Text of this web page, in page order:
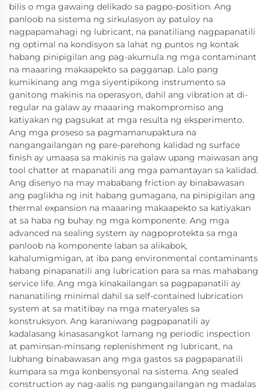
bilis o mga gawaing delikado sa pagpo-position. Ang
panloob na sistema ng sirkulasyon ay patuloy na
nagpapamahagi ng lubricant, na panatiliang nagpapanatili
ng optimal na kondisyon sa lahat ng puntos ng kontak
habang pinipigilan ang pag-akumula ng mga contaminant
na maaaring makaapekto sa pagganap. Lalo pang
kumikinang ang mga siyentipikong instrumento sa
ganitong makinis na operasyon, dahil ang vibration at di-
regular na galaw ay maaaring makompromiso ang
katiyakan ng pagsukat at mga resulta ng eksperimento.
Ang mga proseso sa pagmamanupaktura na
nangangailangan ng pare-parehong kalidad ng surface
finish ay umaasa sa makinis na galaw upang maiwasan ang
tool chatter at mapanatili ang mga pamantayan sa kalidad.
Ang disenyo na may mababang friction ay binabawasan
ang paglikha ng init habang gumagana, na pinipigilan ang
thermal expansion na maaaring makaapekto sa katiyakan
at sa haba ng buhay ng mga komponente. Ang mga
advanced na sealing system ay nagpoprotekta sa mga
panloob na komponente laban sa alikabok,
kahalumigmigan, at iba pang environmental contaminants
habang pinapanatili ang lubrication para sa mas mahabang
service life. Ang mga kinakailangan sa pagpapanatili ay
nananatiling minimal dahil sa self-contained lubrication
system at sa matitibay na mga materyales sa
konstruksyon. Ang karaniwang pagpapanatili ay
kadalasang kinasasangkot lamang ng periodic inspection
at paminsan-minsang replenishment ng lubricant, na
lubhang binabawasan ang mga gastos sa pagpapanatili
kumpara sa mga konbensyonal na sistema. Ang sealed
construction ay nag-aalis ng pangangailangan ng madalas